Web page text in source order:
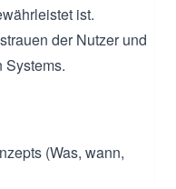
ist.
der Nutzer und
Systems.
(Was, wann,